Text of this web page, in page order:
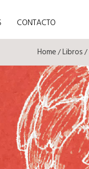
CONTACTO
Home/Libros/